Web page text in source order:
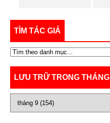
TÌM TÁC GIẢ
LƯU TRỮ TRONG THÁNG